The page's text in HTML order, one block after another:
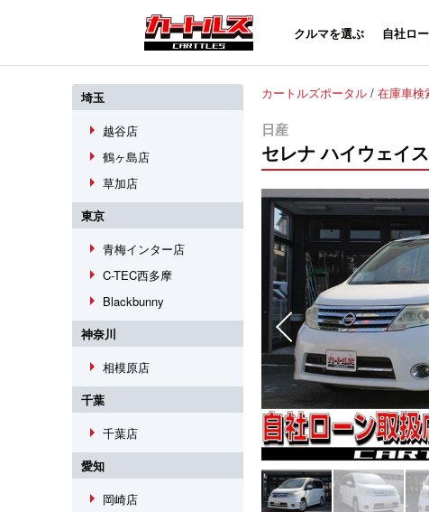
クルマを選ぶ 自社ロ
埼玉
arrow_right 越谷店
arrow_right 鶴ヶ島店
arrow_right 草加店
東京
arrow_right 青梅インター店
arrow_right C-TEC西多摩
arrow_right Blackbunny
神奈川
arrow_right 相模原店
千葉
arrow_right 千葉店
愛知
arrow_right 岡崎店
カートルズポータル / 在庫車検
日産
セレナハイウェイ